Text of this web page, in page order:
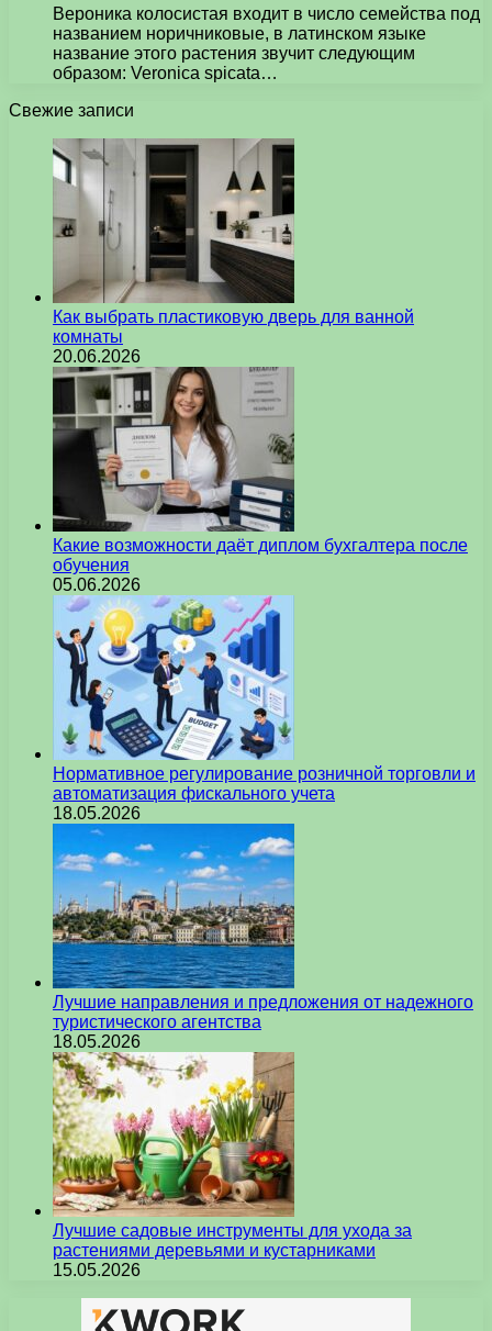
Вероника колосистая входит в число семейства под
названием норичниковые, в латинском языке
название этого растения звучит следующим
образом: Veronica spicata…
Свежие записи
Как выбрать пластиковую дверь для ванной
комнаты
20.06.2026
Какие возможности даёт диплом бухгалтера после
обучения
05.06.2026
Нормативное регулирование розничной торговли и
автоматизация фискального учета
18.05.2026
Лучшие направления и предложения от надежного
туристического агентства
18.05.2026
Лучшие садовые инструменты для ухода за
растениями деревьями и кустарниками
15.05.2026